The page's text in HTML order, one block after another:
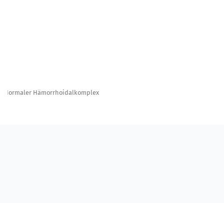
Normaler Hämorrhoidalkomplex